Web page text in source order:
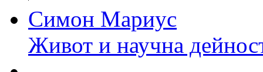
Симон Мариус
Живот и научна